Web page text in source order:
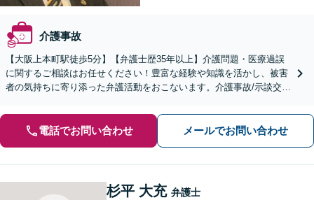
介護事故
【大阪上本町駅徒歩5分】【弁護士歴35年以上】介護問題・医療過誤
に関するご相談はお任せください！豊富な経験や知識を活かし、被害
者の気持ちに寄り添った弁護活動をおこないます。介護事故/示談交
電話でお問い合わせ メールでお問い合わせ
杉平 大充 弁護士